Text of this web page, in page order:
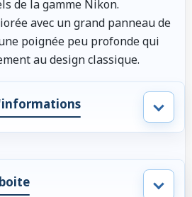
de la gamme Nikon.
avec un grand panneau de
poignée peu profonde qui
au design classique.